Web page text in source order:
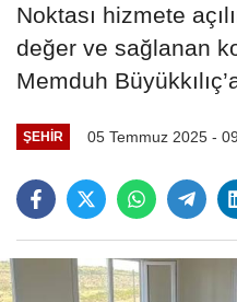
Noktası hizmete
değer ve sağlanan
Memduh
ŞEHIR 05 Temmuz 2025 -